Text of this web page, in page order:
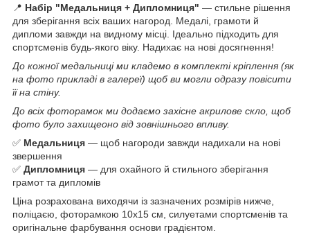
📍 Набір "Медальниця + Дипломниця" — стильне рішення
для зберігання всіх ваших нагород. Медалі, грамоти й
дипломи завжди на видному місці. Ідеально підходить для
спортсменів будь-якого віку. Надихає на нові досягнення!
До кожної медальниці ми кладемо в комплекті кріплення (як
на фото прикладі в галереї) щоб ви могли одразу повісити
її на стіну.
До всіх фоторамок ми додаємо захісне акрилове скло, щоб
фото було захищеоно від зовнішнього впливу.
✅ Медальниця — щоб нагороди завжди надихали на нові
звершення
✅ Дипломниця — для охайного й стильного зберігання
грамот та дипломів
Ціна розрахована виходячи із зазначених розмірів нижче,
поліцаєю, фоторамкою 10х15 см, силуетами спортсменів та
оригінальне фарбування основи градієнтом.